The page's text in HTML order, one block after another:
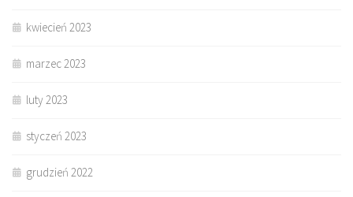
kwiecień 2023
marzec 2023
luty 2023
styczeń 2023
grudzień 2022